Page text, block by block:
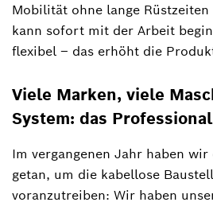
Mobilität ohne lange
kann sofort mit der Arbeit
flexibel – das erhöht die
Viele Marken, viele
System: das
Im vergangenen Jahr haben
getan, um die kabellose
voranzutreiben: Wir haben